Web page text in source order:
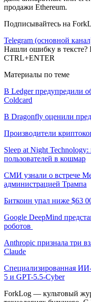
продажи Ethereum.
Подписывайтесь на
Telegram (основной
Нашли ошибку в тексте?
CTRL+ENTER
Материалы по теме
В Ledger предупредили
Coldcard
В Dragonfly оценили
Производители
Sleep at Night
пользователей в кошмар
СМИ узнали о встрече
администрацией Трампа
Биткоин упал ниже $63
Google DeepMind
роботов
Anthropic признала три
Claude
Специализированная
5 и GPT-5.5-Cyber
ForkLog — культовый